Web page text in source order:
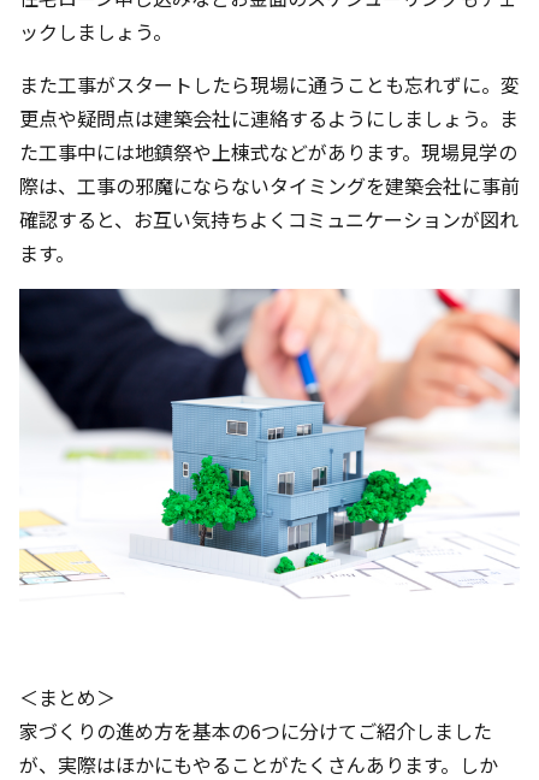
ックしましょう。
また工事がスタートしたら現場に通うことも忘れずに。変
更点や疑問点は建築会社に連絡するようにしましょう。ま
た工事中には地鎮祭や上棟式などがあります。現場見学の
際は、工事の邪魔にならないタイミングを建築会社に事前
確認すると、お互い気持ちよくコミュニケーションが図れ
ます。
＜まとめ＞
家づくりの進め方を基本の6つに分けてご紹介しました
が、実際はほかにもやることがたくさんあります。しか